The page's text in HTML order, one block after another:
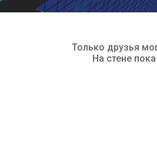
Только друзья
На стене